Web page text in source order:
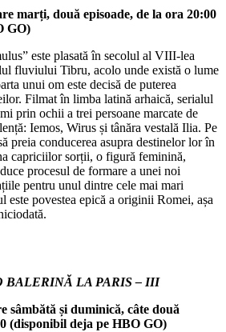
marți, două episoade, de la ora 20:00
GO)
este plasată în secolul al VIII-lea
fluviului Tibru, acolo unde există o lume
unui om este decisă de puterea
Filmat în limba latină arhaică, serialul
prin ochii a trei persoane marcate de
Iemos, Wirus și tânăra vestală Ilia. Pe
preia conducerea asupra destinelor lor în
capriciilor sorții, o figură feminină,
procesul de formare a unei noi
pentru unul dintre cele mai mari
este povestea epică a originii Romei, așa
BALERINĂ LA PARIS – III
sâmbătă și duminică, câte două
(disponibil deja pe HBO GO)